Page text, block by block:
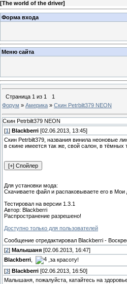
[The world of the driver]
Форма входа
Меню сайта
Страница 1 из 1
1
Форум » Америка » Скин Petrbilt379 NEON
Скин Petrbilt379 NEON
[1 ] Blackberri [02.06.2013, 13:45]
Скин Petrbilt379, названия винила неоновые
в скине имеется так же, свой салон, в тёмных
Для установки мода:
Скачиваете файл и распаковываете его в
Тестировал на версии 1.3.1
Автор: Blackberri
Распространение разрешено!
Доступно только для пользователей
Сообщение отредактировал Blackberri -
[2] Малышаня [02.06.2013, 16:47]
Blackberri
,за красоту!
[3] Blackberri [02.06.2013, 16:50]
Малышаня, пожалуйста, катайтесь на